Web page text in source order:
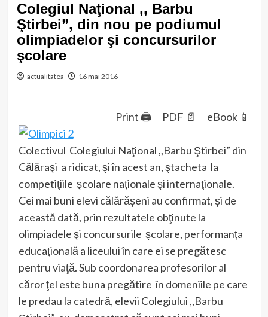
Colegiul Naţional ,, Barbu
Ştirbei”, din nou pe podiumul
olimpiadelor şi concursurilor
şcolare
actualitatea 16 mai 2016
Print 🖨 PDF 📄 eBook 📱
Colectivul Colegiului Naţional ,,Barbu Ştirbei” din
Călăraşi a ridicat, şi în acest an, ştacheta la
competiţiile şcolare naţionale şi internaţionale.
Cei mai buni elevi călărăşeni au confirmat, şi de
această dată, prin rezultatele obţinute la
olimpiadele şi concursurile şcolare, performanţa
educaţională a liceului în care ei se pregătesc
pentru viaţă. Sub coordonarea profesorilor al
căror ţel este buna pregătire în domeniile pe care
le predau la catedră, elevii Colegiului ,,Barbu